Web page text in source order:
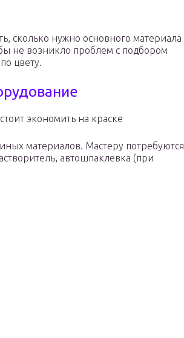
сколько нужно основного материала
не возникло проблем с подбором
цвету.
экономить на краске
материалов. Мастеру потребуются
автошпаклевка (при